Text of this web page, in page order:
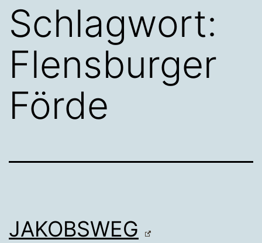
Schlagwort:
Flensburger
Förde
JAKOBSWEG